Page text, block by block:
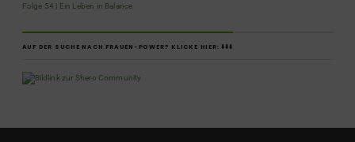
Folge 54 | Ein Leben in Balance
AUF DER SUCHE NACH FRAUEN-POWER? KLICKE HIER: ⬇️⬇️⬇️